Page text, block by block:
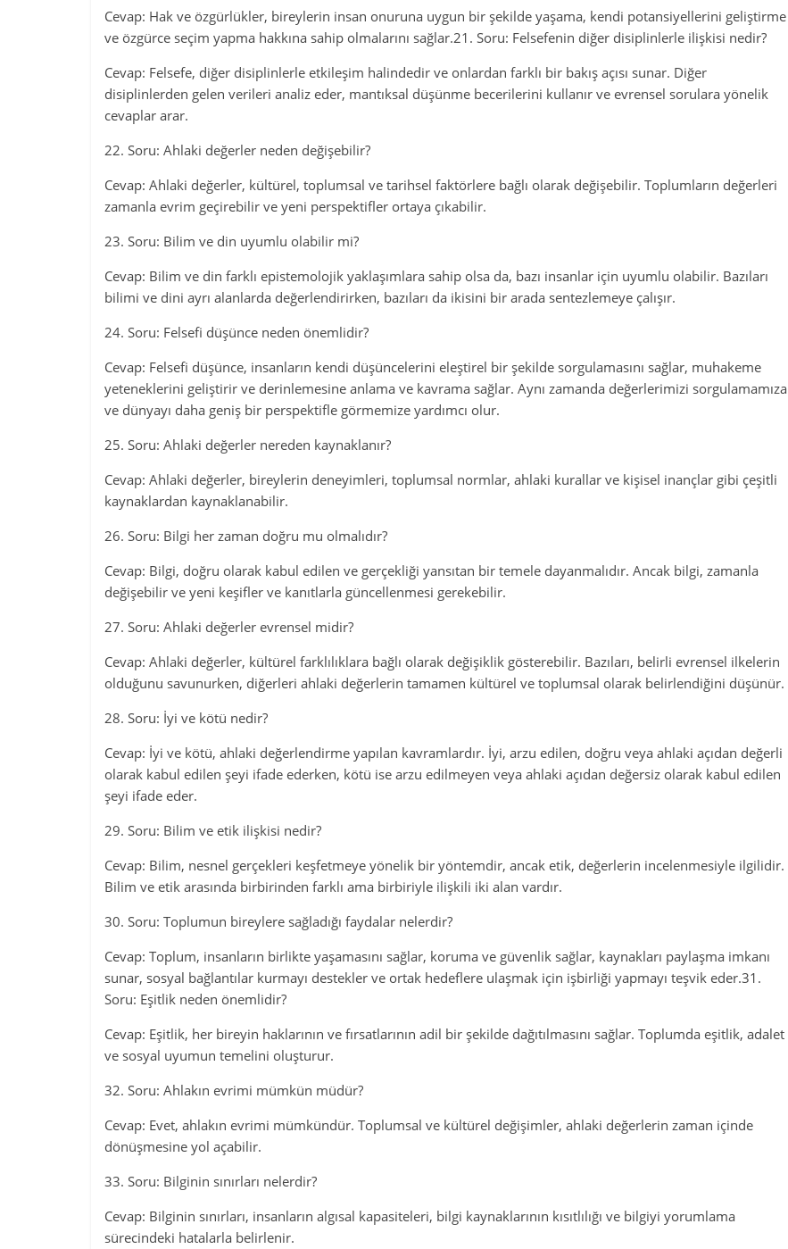
Cevap: Hak ve özgürlükler, bireylerin insan onuruna uygun bir şekilde yaşama, kendi potansiyellerini geliştirme
ve özgürce seçim yapma hakkına sahip olmalarını sağlar.21. Soru: Felsefenin diğer disiplinlerle ilişkisi nedir?
Cevap: Felsefe, diğer disiplinlerle etkileşim halindedir ve onlardan farklı bir bakış açısı sunar. Diğer
disiplinlerden gelen verileri analiz eder, mantıksal düşünme becerilerini kullanır ve evrensel sorulara yönelik
cevaplar arar.
22. Soru: Ahlaki değerler neden değişebilir?
Cevap: Ahlaki değerler, kültürel, toplumsal ve tarihsel faktörlere bağlı olarak değişebilir. Toplumların değerleri
zamanla evrim geçirebilir ve yeni perspektifler ortaya çıkabilir.
23. Soru: Bilim ve din uyumlu olabilir mi?
Cevap: Bilim ve din farklı epistemolojik yaklaşımlara sahip olsa da, bazı insanlar için uyumlu olabilir. Bazıları
bilimi ve dini ayrı alanlarda değerlendirirken, bazıları da ikisini bir arada sentezlemeye çalışır.
24. Soru: Felsefi düşünce neden önemlidir?
Cevap: Felsefi düşünce, insanların kendi düşüncelerini eleştirel bir şekilde sorgulamasını sağlar, muhakeme
yeteneklerini geliştirir ve derinlemesine anlama ve kavrama sağlar. Aynı zamanda değerlerimizi sorgulamamıza
ve dünyayı daha geniş bir perspektifle görmemize yardımcı olur.
25. Soru: Ahlaki değerler nereden kaynaklanır?
Cevap: Ahlaki değerler, bireylerin deneyimleri, toplumsal normlar, ahlaki kurallar ve kişisel inançlar gibi çeşitli
kaynaklardan kaynaklanabilir.
26. Soru: Bilgi her zaman doğru mu olmalıdır?
Cevap: Bilgi, doğru olarak kabul edilen ve gerçekliği yansıtan bir temele dayanmalıdır. Ancak bilgi, zamanla
değişebilir ve yeni keşifler ve kanıtlarla güncellenmesi gerekebilir.
27. Soru: Ahlaki değerler evrensel midir?
Cevap: Ahlaki değerler, kültürel farklılıklara bağlı olarak değişiklik gösterebilir. Bazıları, belirli evrensel ilkelerin
olduğunu savunurken, diğerleri ahlaki değerlerin tamamen kültürel ve toplumsal olarak belirlendiğini düşünür.
28. Soru: İyi ve kötü nedir?
Cevap: İyi ve kötü, ahlaki değerlendirme yapılan kavramlardır. İyi, arzu edilen, doğru veya ahlaki açıdan değerli
olarak kabul edilen şeyi ifade ederken, kötü ise arzu edilmeyen veya ahlaki açıdan değersiz olarak kabul edilen
şeyi ifade eder.
29. Soru: Bilim ve etik ilişkisi nedir?
Cevap: Bilim, nesnel gerçekleri keşfetmeye yönelik bir yöntemdir, ancak etik, değerlerin incelenmesiyle ilgilidir.
Bilim ve etik arasında birbirinden farklı ama birbiriyle ilişkili iki alan vardır.
30. Soru: Toplumun bireylere sağladığı faydalar nelerdir?
Cevap: Toplum, insanların birlikte yaşamasını sağlar, koruma ve güvenlik sağlar, kaynakları paylaşma imkanı
sunar, sosyal bağlantılar kurmayı destekler ve ortak hedeflere ulaşmak için işbirliği yapmayı teşvik eder.31.
Soru: Eşitlik neden önemlidir?
Cevap: Eşitlik, her bireyin haklarının ve fırsatlarının adil bir şekilde dağıtılmasını sağlar. Toplumda eşitlik, adalet
ve sosyal uyumun temelini oluşturur.
32. Soru: Ahlakın evrimi mümkün müdür?
Cevap: Evet, ahlakın evrimi mümkündür. Toplumsal ve kültürel değişimler, ahlaki değerlerin zaman içinde
dönüşmesine yol açabilir.
33. Soru: Bilginin sınırları nelerdir?
Cevap: Bilginin sınırları, insanların algısal kapasiteleri, bilgi kaynaklarının kısıtlılığı ve bilgiyi yorumlama
sürecindeki hatalarla belirlenir.